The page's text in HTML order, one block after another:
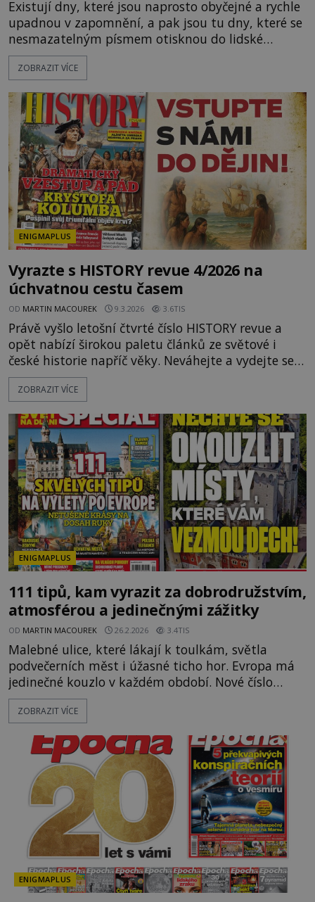
Existují dny, které jsou naprosto obyčejné a rychle
upadnou v zapomnění, a pak jsou tu dny, které se
nesmazatelným písmem otisknou do lidské
historie, a je jedno, jestli dojde k významnému
objevu nebo děsivé katastrofě. Vezměte si k ruce
křížem krážem. Je 10. dubna roku 49 př. n. l. a na
břehu říčky Rubikon pronáší Gaius Julius Caesar
svou slavnou vě
ZOBRAZIT VÍCE
ENIGMAPLUS
Vyrazte s HISTORY revue 4/2026 na
úchvatnou cestu časem
OD MARTIN MACOUREK 9.3.2026 3.6TIS
Právě vyšlo letošní čtvrté číslo HISTORY revue a
opět nabízí širokou paletu článků ze světové i
české historie napříč věky. Neváhejte a vydejte se s
námi na úžasnou cestu časem! V hlavním Tématu
čísla vyplouváme se slavným Kryštofem Kolumbem
Kolumbus musel nejdříve mocné vládce přesvědčit,
že jeho cesta západním směrem do Asie má vůbec
smysl, a to
ZOBRAZIT VÍCE
ENIGMAPLUS
111 tipů, kam vyrazit za dobrodružstvím,
atmosférou a jedinečnými zážitky
OD MARTIN MACOUREK 26.2.2026 3.4TIS
Malebné ulice, které lákají k toulkám, světla
podvečerních měst i úžasné ticho hor. Evropa má
jedinečné kouzlo v každém období. Nové číslo
Světa na dlani Speciál vás zve na cestu plnou
inspirace, dobrodružství i romantiky. Přinášíme
Evropy v celé její podobě. Města s
neopakovatelnou atmosférou Vydejte se s námi na
prohlídku měst, která patří k
ZOBRAZIT VÍCE
ENIGMAPLUS